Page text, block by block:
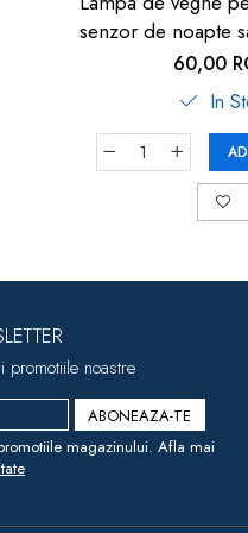
senzor de noapte
Reer60,00
In
promotiile noastre
magazinului. Afla mai